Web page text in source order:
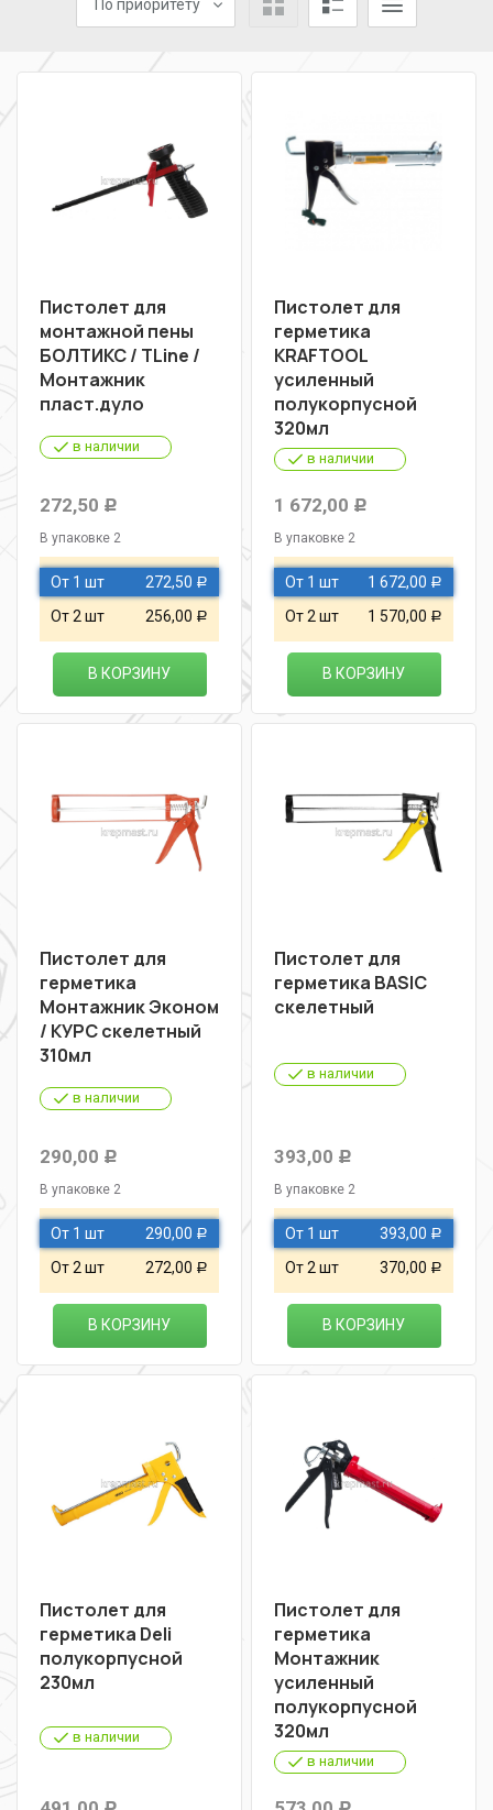
По приоритету
Пистолет для
монтажной пены
БОЛТИКС / TLine /
Монтажник
пласт.дуло
в наличии
272,50 Р
В упаковке 2
От 1 шт 272,50 Р
От 2 шт 256,00 Р
В КОРЗИНУ
Пистолет для
герметика
KRAFTOOL
усиленный
полукорпусной
320мл
в наличии
1 672,00 Р
В упаковке 2
От 1 шт 1 672,00 Р
От 2 шт 1 570,00 Р
В КОРЗИНУ
Пистолет для
герметика
Монтажник Эконом
/ КУРС скелетный
310мл
в наличии
290,00 Р
В упаковке 2
От 1 шт 290,00 Р
От 2 шт 272,00 Р
В КОРЗИНУ
Пистолет для
герметика BASIC
скелетный
в наличии
393,00 Р
В упаковке 2
От 1 шт 393,00 Р
От 2 шт 370,00 Р
В КОРЗИНУ
Пистолет для
герметика Deli
полукорпусной
230мл
в наличии
Пистолет для
герметика
Монтажник
усиленный
полукорпусной
320мл
в наличии